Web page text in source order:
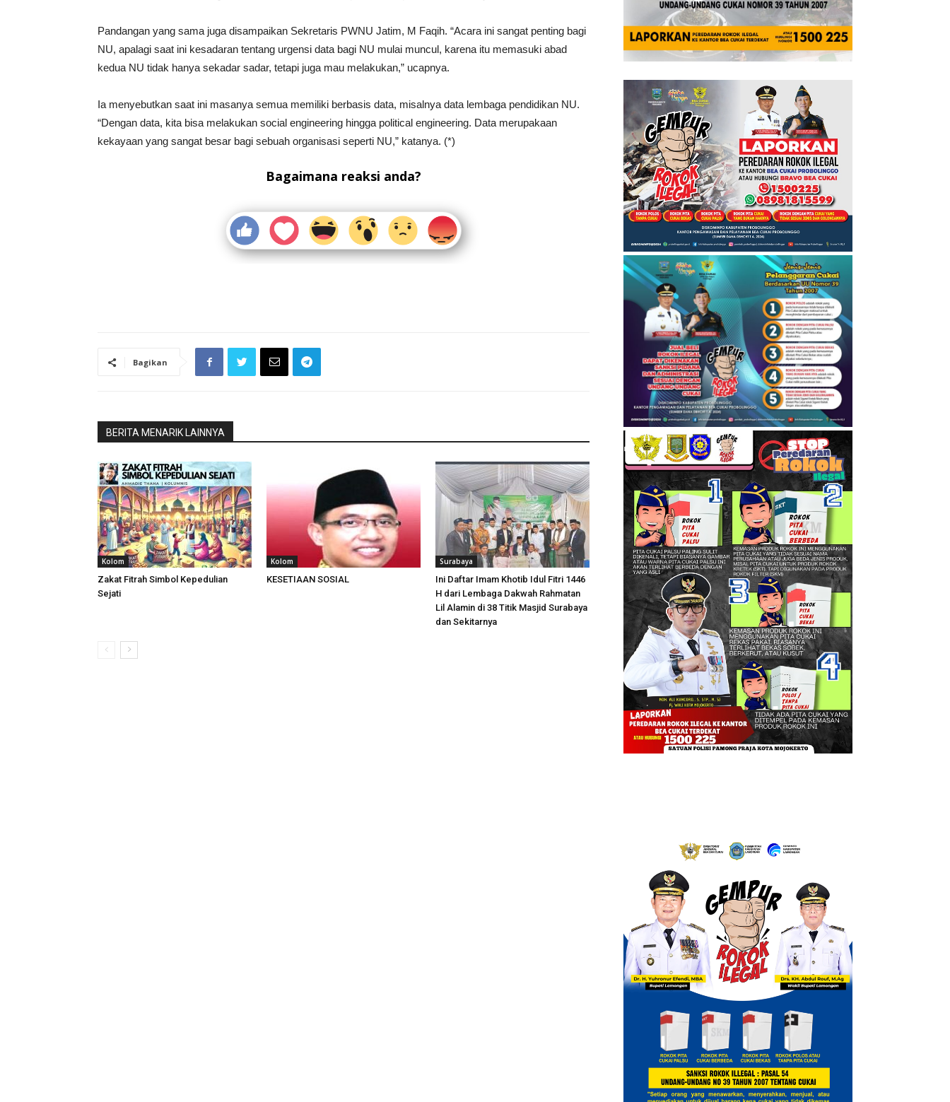
Pandangan yang sama juga disampaikan Sekretaris PWNU Jatim, M Faqih. “Acara ini sangat penting bagi
NU, apalagi saat ini kesadaran tentang urgensi data bagi NU mulai muncul, karena itu memasuki abad
kedua NU tidak hanya sekadar sadar, tetapi juga mau melakukan,” ucapnya.
Ia menyebutkan saat ini masanya semua memiliki berbasis data, misalnya data lembaga pendidikan NU.
“Dengan data, kita bisa melakukan social engineering hingga political engineering. Data merupakaan
kekayaan yang sangat besar bagi sebuah organisasi seperti NU,” katanya. (*)
Bagaimana reaksi anda?
Bagikan
BERITA MENARIK LAINNYA
Kolom
Zakat Fitrah Simbol Kepedulian
Sejati
Kolom
KESETIAAN SOSIAL
Surabaya
Ini Daftar Imam Khotib Idul Fitri 1446
H dari Lembaga Dakwah Rahmatan
Lil Alamin di 38 Titik Masjid Surabaya
dan Sekitarnya